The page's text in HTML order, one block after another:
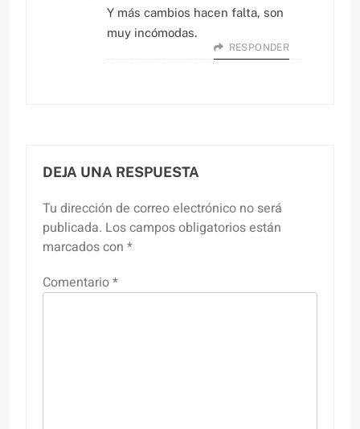
Y más cambios hacen falta, son
muy incómodas.
RESPONDER
DEJA UNA RESPUESTA
Tu dirección de correo electrónico no será
publicada. Los campos obligatorios están
marcados con *
Comentario*